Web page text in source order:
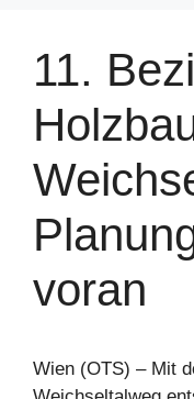
11.
voran
Wien (OTS) – Mit